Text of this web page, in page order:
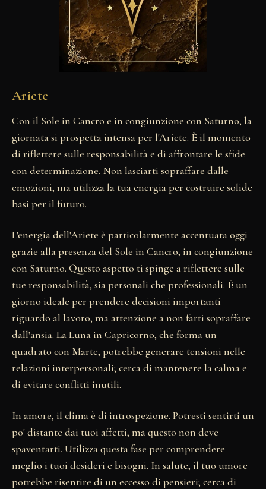
Ariete
Con il Sole in Cancro e in congiunzione con Saturno, la
giornata si prospetta intensa per l'Ariete. È il momento
di riflettere sulle responsabilità e di affrontare le sfide
con determinazione. Non lasciarti sopraffare dalle
emozioni, ma utilizza la tua energia per costruire solide
basi per il futuro.
L'energia dell'Ariete è particolarmente accentuata oggi
grazie alla presenza del Sole in Cancro, in congiunzione
con Saturno. Questo aspetto ti spinge a riflettere sulle
tue responsabilità, sia personali che professionali. È un
giorno ideale per prendere decisioni importanti
riguardo al lavoro, ma attenzione a non farti sopraffare
dall'ansia. La Luna in Capricorno, che forma un
quadrato con Marte, potrebbe generare tensioni nelle
relazioni interpersonali; cerca di mantenere la calma e
di evitare conflitti inutili.
In amore, il clima è di introspezione. Potresti sentirti un
po' distante dai tuoi affetti, ma questo non deve
spaventarti. Utilizza questa fase per comprendere
meglio i tuoi desideri e bisogni. In salute, il tuo umore
potrebbe risentire di un eccesso di pensieri; cerca di